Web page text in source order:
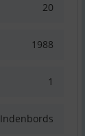
20
1988
1
Indenbords